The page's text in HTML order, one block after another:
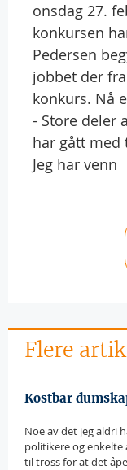
onsdag 27.
konkursen
Pedersen
jobbet der
konkurs. Nå
- Store deler
har gått med
Jeg har venn
Flere
Kostbar
Noe av det jeg aldri
politikere og enkelte
til tross for at det